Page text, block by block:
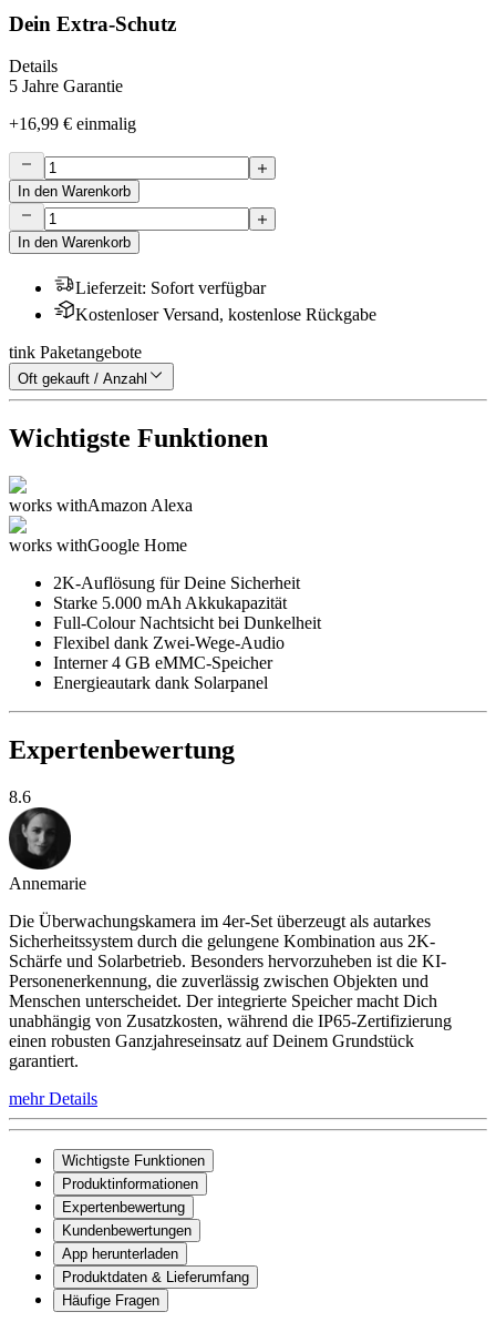
Dein Extra-Schutz
Details
5 Jahre Garantie
+16,99 € einmalig
In den Warenkorb
In den Warenkorb
Lieferzeit: Sofort verfügbar
Kostenloser Versand, kostenlose Rückgabe
tink Paketangebote
Oft gekauft / Anzahl
Wichtigste Funktionen
works withAmazon Alexa
works withGoogle Home
2K-Auflösung für Deine Sicherheit
Starke 5.000 mAh Akkukapazität
Full-Colour Nachtsicht bei Dunkelheit
Flexibel dank Zwei-Wege-Audio
Interner 4 GB eMMC-Speicher
Energieautark dank Solarpanel
Expertenbewertung
8.6
Annemarie
Die Überwachungskamera im 4er-Set überzeugt als autarkes
Sicherheitssystem durch die gelungene Kombination aus 2K-
Schärfe und Solarbetrieb. Besonders hervorzuheben ist die KI-
Personenerkennung, die zuverlässig zwischen Objekten und
Menschen unterscheidet. Der integrierte Speicher macht Dich
unabhängig von Zusatzkosten, während die IP65-Zertifizierung
einen robusten Ganzjahreseinsatz auf Deinem Grundstück
garantiert.
mehr Details
Wichtigste Funktionen
Produktinformationen
Expertenbewertung
Kundenbewertungen
App herunterladen
Produktdaten & Lieferumfang
Häufige Fragen